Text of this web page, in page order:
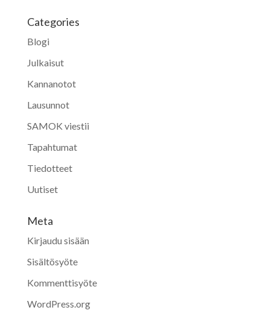
Categories
Blogi
Julkaisut
Kannanotot
Lausunnot
SAMOK viestii
Tapahtumat
Tiedotteet
Uutiset
Meta
Kirjaudu sisään
Sisältösyöte
Kommenttisyöte
WordPress.org